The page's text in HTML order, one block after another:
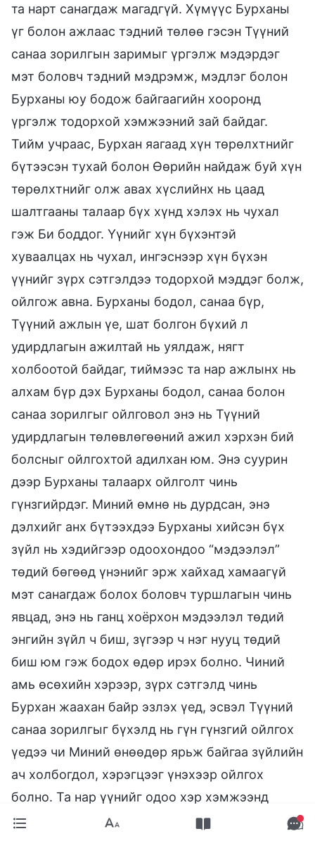
та нарт санагдаж магадгүй. Хүмүүс Бурханы
үг болон ажлаас тэдний төлөө гэсэн Түүний
санаа зорилгын заримыг үргэлж мэдэрдэг
мэт боловч тэдний мэдрэмж, мэдлэг болон
Бурханы юу бодож байгаагийн хооронд
үргэлж тодорхой хэмжээний зай байдаг.
Тийм учраас, Бурхан яагаад хүн төрөлхтнийг
бүтээсэн тухай болон Өөрийн найдаж буй хүн
төрөлхтнийг олж авах хүслийнх нь цаад
шалтгааны талаар бүх хүнд хэлэх нь чухал
гэж Би боддог. Үүнийг хүн бүхэнтэй
хуваалцах нь чухал, ингэснээр хүн бүхэн
үүнийг зүрх сэтгэлдээ тодорхой мэддэг болж,
ойлгож авна. Бурханы бодол, санаа бүр,
Түүний ажлын үе, шат болгон бүхий л
удирдлагын ажилтай нь уялдаж, нягт
холбоотой байдаг, тиймээс та нар ажлынх нь
алхам бүр дэх Бурханы бодол, санаа болон
санаа зорилгыг ойлговол энэ нь Түүний
удирдлагын төлөвлөгөөний ажил хэрхэн бий
болсныг ойлгохтой адилхан юм. Энэ суурин
дээр Бурханы талаарх ойлголт чинь
гүнзгийрдэг. Миний өмнө нь дурдсан, энэ
дэлхийг анх бүтээхдээ Бурханы хийсэн бүх
зүйл нь хэдийгээр одоохондоо “мэдээлэл”
төдий бөгөөд үнэнийг эрж хайхад хамаагүй
мэт санагдаж болох боловч туршлагын чинь
явцад, энэ нь ганц хоёрхон мэдээлэл төдий
энгийн зүйл ч биш, зүгээр ч нэг нууц төдий
биш юм гэж бодох өдөр ирэх болно. Чиний
амь өсөхийн хэрээр, зүрх сэтгэлд чинь
Бурхан жаахан байр эзлэх үед, эсвэл Түүний
санаа зорилгыг бүхэлд нь гүн гүнзгий ойлгох
үедээ чи Миний өнөөдөр ярьж байгаа зүйлийн
ач холбогдол, хэрэгцээг үнэхээр ойлгох
болно. Та нар үүнийг одоо хэр хэмжээнд
ойлгосон нь хамаагүй, эдгээр зүйлийг